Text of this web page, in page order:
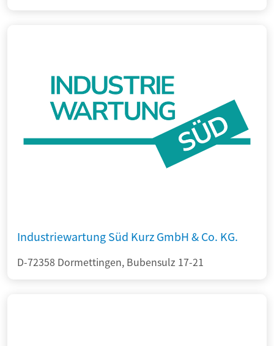
Industriewartung Süd Kurz GmbH & Co. KG.
D-72358 Dormettingen, Bubensulz 17-21